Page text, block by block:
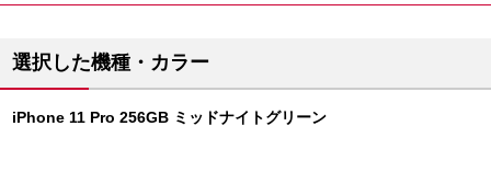
選択した機種・カラー
iPhone 11 Pro 256GB ミッドナイトグリーン